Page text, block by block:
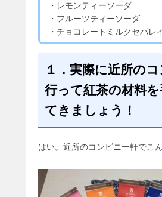
・レモンティーソーダ
・フルーツティーソーダ
・チョコレートミルクセパレ
１．実際に近所の
行って紅茶の材料
てきましょう！
はい。近所のコンビニ一軒でこ